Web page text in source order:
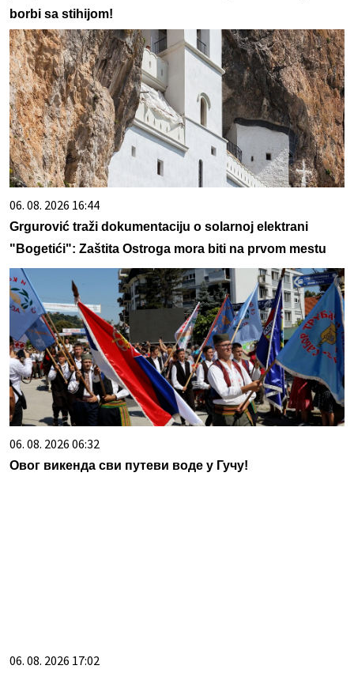
borbi sa stihijom!
06. 08. 2026 16:44
Grgurović traži dokumentaciju o solarnoj elektrani
"Bogetići": Zaštita Ostroga mora biti na prvom mestu
06. 08. 2026 06:32
Овог викенда сви путеви воде у Гучу!
06. 08. 2026 17:02